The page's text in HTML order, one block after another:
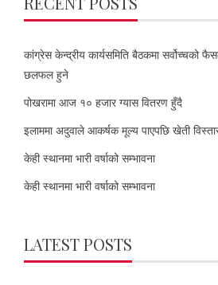
कांग्रेस केन्द्रीय कार्यसमिति बैठकमा सर्वोच्चको
छलफल हुने
पोखरामा आज १० हजार ग्यास वितरण हुँदै
इलाममा अदुवाले आकर्षक मूल्य पाएपछि खेती
केही स्थानमा भारी वर्षाको सम्भावना
केही स्थानमा भारी वर्षाको सम्भावना
LATEST POSTS